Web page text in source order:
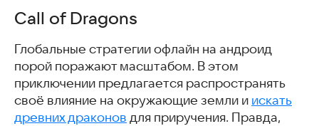
Call of Dragons
Глобальные стратегии офлайн на андроид
порой поражают масштабом. В этом
приключении предлагается распространять
своё влияние на окружающие земли и искать
древних драконов для приручения. Правда,